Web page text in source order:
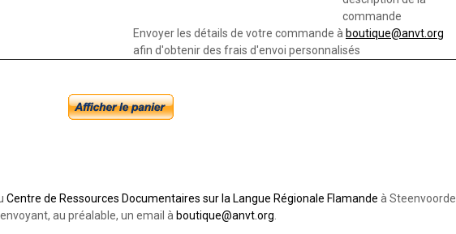
commande
Envoyer les détails de votre commande à boutique@anvt.org
afin d'obtenir des frais d'envoi personnalisés
Centre de Ressources Documentaires sur la Langue Régionale Flamande à Steenvoorde.
au préalable, un email à boutique@anvt.org